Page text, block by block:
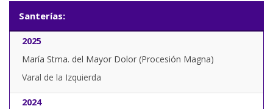
Santerías:
2025
María Stma. del Mayor Dolor (Procesión Magna)
Varal de la Izquierda
2024